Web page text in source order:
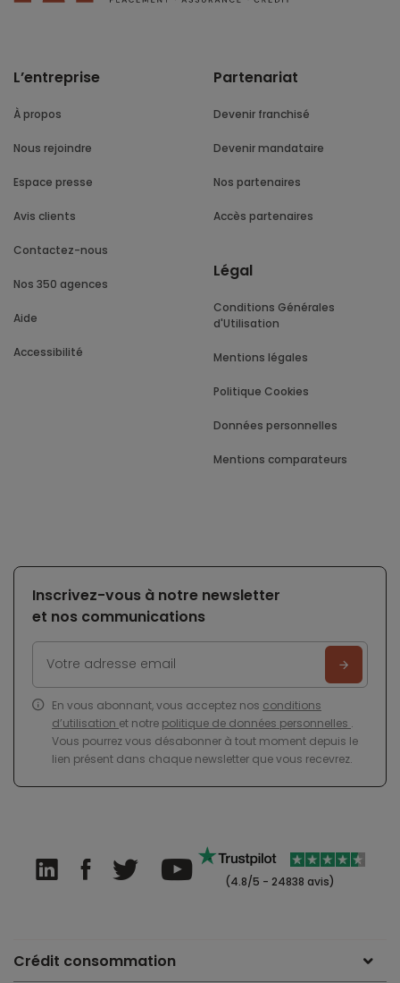
L’entreprise
À propos
Nous rejoindre
Espace presse
Avis clients
Contactez-nous
Nos 350 agences
Aide
Accessibilité
Partenariat
Devenir franchisé
Devenir mandataire
Nos partenaires
Accès partenaires
Légal
Conditions Générales
d'Utilisation
Mentions légales
Politique Cookies
Données personnelles
Mentions comparateurs
Inscrivez-vous à notre newsletter
et nos communications
En vous abonnant, vous acceptez nos conditions
d’utilisation et notre politique de données personnelles .
Vous pourrez vous désabonner à tout moment depuis le
lien présent dans chaque newsletter que vous recevrez.
(4.8/5 - 24838 avis)
Crédit consommation